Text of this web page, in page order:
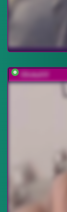
OlivkaVif